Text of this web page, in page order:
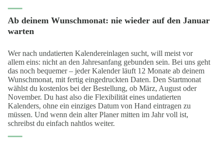
Ab deinem Wunschmonat: nie wieder auf den Januar
warten
Wer nach undatierten Kalendereinlagen sucht, will meist vor
allem eins: nicht an den Jahresanfang gebunden sein. Bei uns geht
das noch bequemer – jeder Kalender läuft 12 Monate ab deinem
Wunschmonat, mit fertig eingedruckten Daten. Den Startmonat
wählst du kostenlos bei der Bestellung, ob März, August oder
November. Du hast also die Flexibilität eines undatierten
Kalenders, ohne ein einziges Datum von Hand eintragen zu
müssen. Und wenn dein alter Planer mitten im Jahr voll ist,
schreibst du einfach nahtlos weiter.